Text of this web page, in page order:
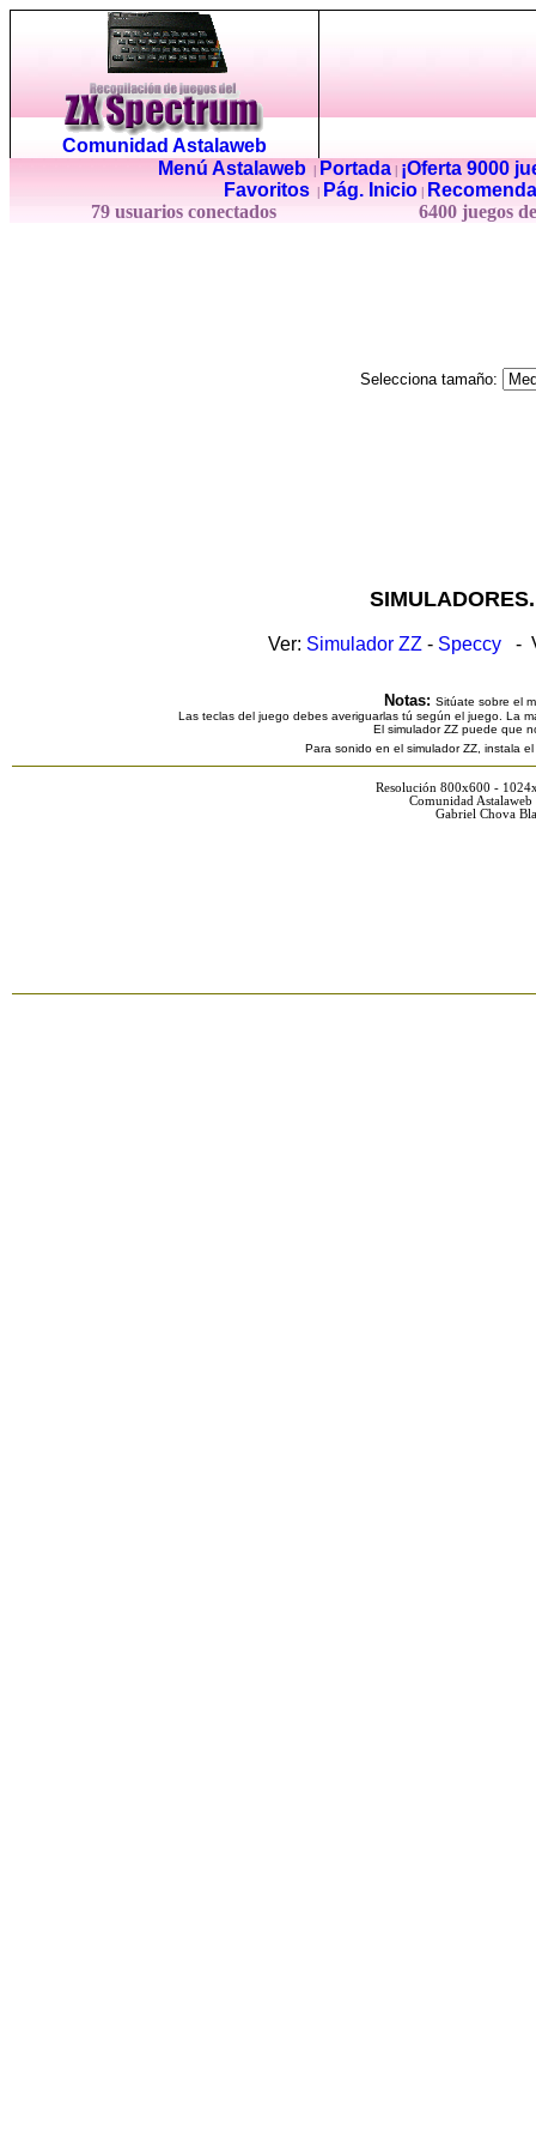
Comunidad Astalaweb
Menú Astalaweb| Portada|
¡Oferta 9000
Favoritos
Pág. Inicio
79 usuarios conectados
6400 juegos
Selecciona tamaño:
Ver: Simulador ZZ - Speccy -
Notas: Sitúate sobre el
Las teclas del juego debes averiguarlas tú según el juego. La
El simulador ZZ puede que
Para sonido en el simulador ZZ, instala
Resolución 800x600 -
Comunidad
Gabriel Chova